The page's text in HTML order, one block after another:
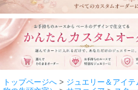
トップページへ > ジュエリー＆アイテ